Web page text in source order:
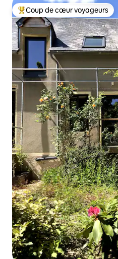
Coup de cœur voyageurs
Coup de cœur voyageurs